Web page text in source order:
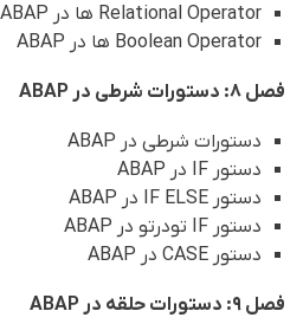
Relational Operator ها در ABAP
Boolean Operator ها در ABAP
فصل 8: دستورات شرطی در ABAP
دستورات شرطی در ABAP
دستور IF در ABAP
دستور IF ELSE در ABAP
دستور IF تودرتو در ABAP
دستور CASE در ABAP
فصل 9: دستورات حلقه در ABAP